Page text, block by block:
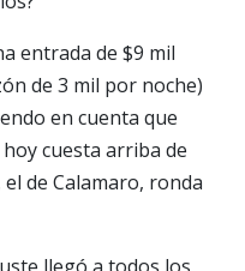
entrada de $9 mil
de 3 mil por noche)
en cuenta que
cuesta arriba de
de Calamaro, ronda